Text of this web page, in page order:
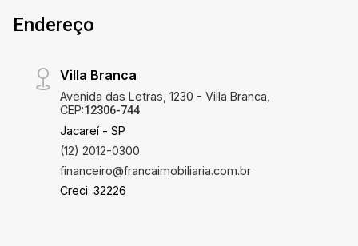
Endereço
Villa Branca
Avenida das Letras, 1230 - Villa Branca,
CEP:12306-744
Jacareí - SP
(12) 2012-0300
financeiro@francaimobiliaria.com.br
Creci: 32226